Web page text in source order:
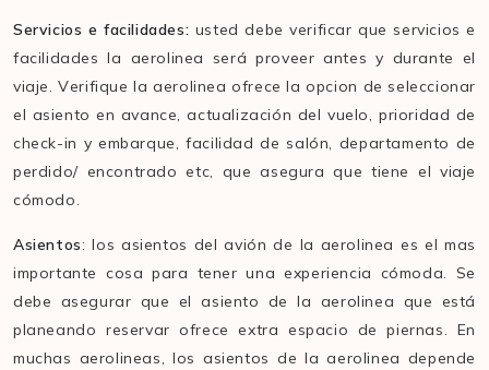
Servicios e facilidades: usted debe verificar que servicios e
facilidades la aerolinea será proveer antes y durante el
viaje. Verifique la aerolinea ofrece la opcion de seleccionar
el asiento en avance, actualización del vuelo, prioridad de
check-in y embarque, facilidad de salón, departamento de
perdido/ encontrado etc, que asegura que tiene el viaje
cómodo.
Asientos: los asientos del avión de la aerolinea es el mas
importante cosa para tener una experiencia cómoda. Se
debe asegurar que el asiento de la aerolinea que está
planeando reservar ofrece extra espacio de piernas. En
muchas aerolineas, los asientos de la aerolinea depende